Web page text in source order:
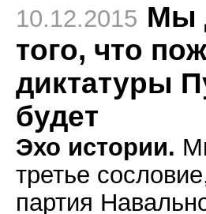
10.12.2015 Мы
того, что
диктатуры
будет
Эхо истории.
третье
партия